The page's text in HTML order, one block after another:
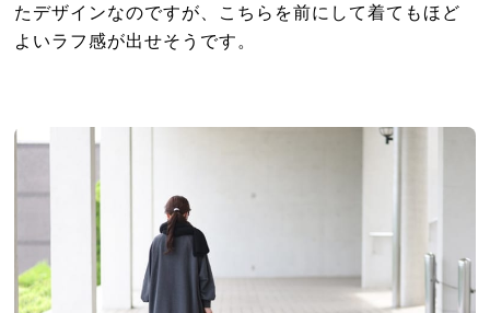
たデザインなのですが、こちらを前にして着てもほど
よいラフ感が出せそうです。